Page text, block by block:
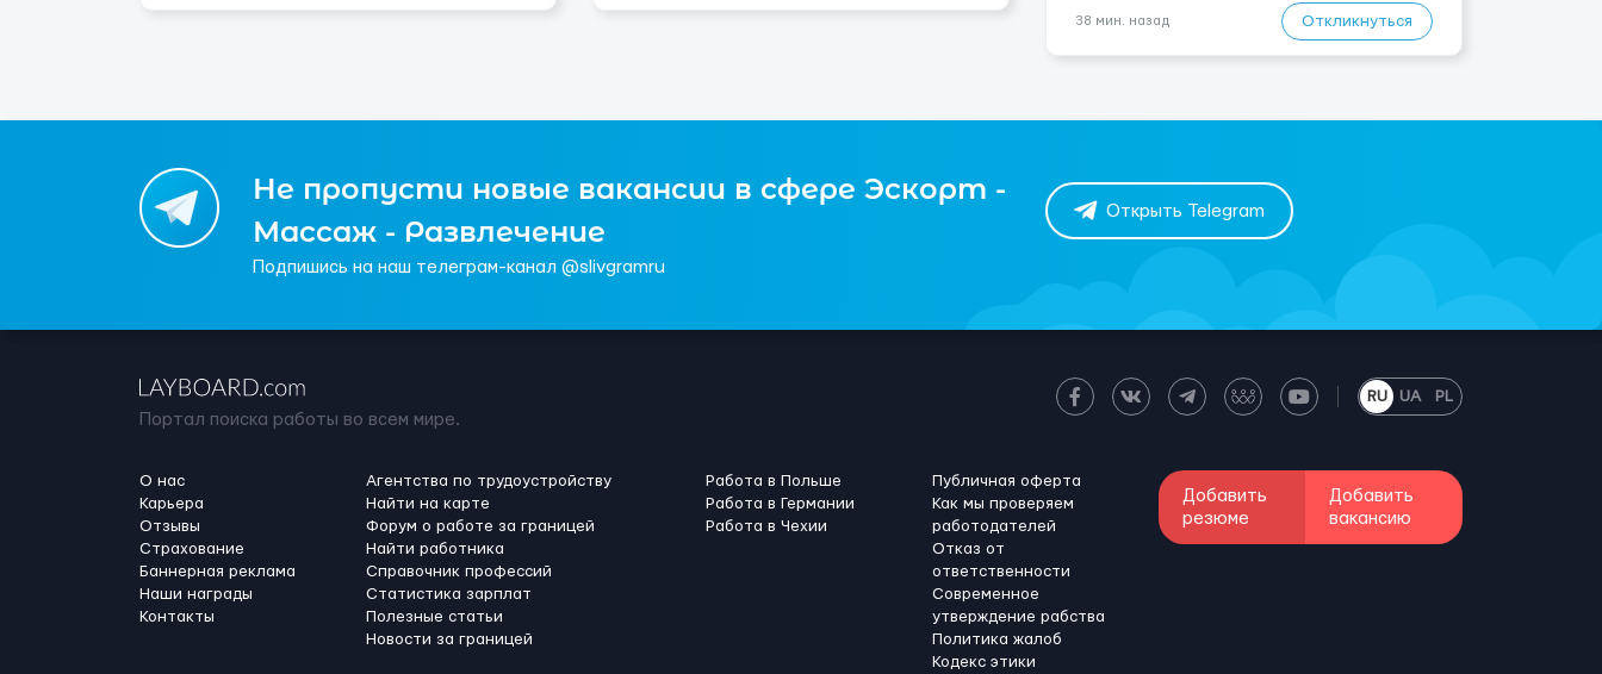
459 567 591 Укр...
38 мин. назад Откликнуться
Не пропусти новые вакансии в сфере Эскорт -
Массаж - Развлечение
Подпишись на наш телеграм-канал @slivgramru
Открыть Telegram
Портал поиска работы во всем мире.
RU UA PL
О нас
Карьера
Отзывы
Страхование
Баннерная реклама
Наши награды
Контакты
Агентства по трудоустройству
Найти на карте
Форум о работе за границей
Найти работника
Справочник профессий
Статистика зарплат
Полезные статьи
Новости за границей
Работа в Польше
Работа в Германии
Работа в Чехии
Публичная оферта
Как мы проверяем
работодателей
Отказ от
ответственности
Современное
утверждение рабства
Политика жалоб
Кодекс этики
Добавить
резюме
Добавить
вакансию